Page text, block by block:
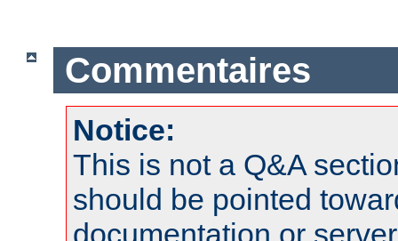
Commentaires
Notice:
This is not a Q&A
should be pointed
documentation or